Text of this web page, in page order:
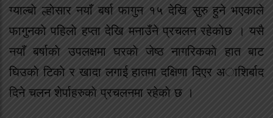
ग्याल्बाे ल्हाेसार नयाँ बर्षा फागुन १५ देखि सुरु हुने भएकाले
फागुनकाे पहिलाे हप्ता देखि मनाउँने प्रचलन रहेकाेछ । यसै
नयाँ बर्षाकाे उपलक्षमा घरकाे जेष्ठ नागरिककाे हात बाट
घिउकाे टिकाे र खादा लगाई हातमा दक्षिणा दिएर अाशिर्बाद
दिने चलन शेर्पाहरुकाे प्रचलनमा रहेकाे छ ।